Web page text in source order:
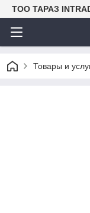
TOO ТАРАЗ
Товары и